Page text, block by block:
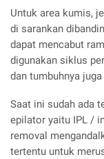
Untuk area kumis,
di sarankan
dapat mencabut
digunakan siklus
dan tumbuhnya
Saat ini sudah ada
epilator yaitu IPL /
removal
tertentu untuk